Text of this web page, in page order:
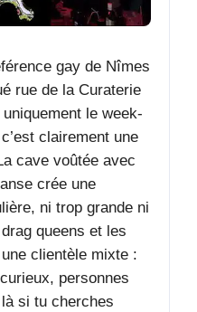
gay de Nîmes
rue de la Curaterie
le week-
clairement une
cave voûtée avec
crée une
ni trop grande ni
queens et les
clientèle mixte :
personnes
si tu cherches